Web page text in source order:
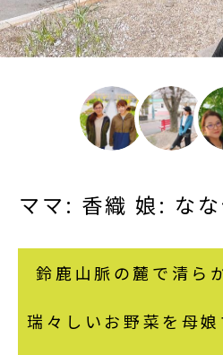
ママ: 香織 娘: な
鈴鹿山脈の麓で清ら
瑞々しいお野菜を母